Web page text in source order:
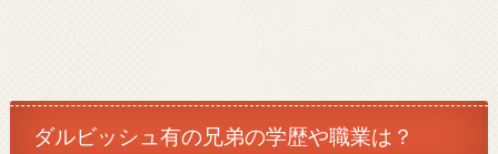
ダルビッシュ有の兄弟の学歴や職業は？